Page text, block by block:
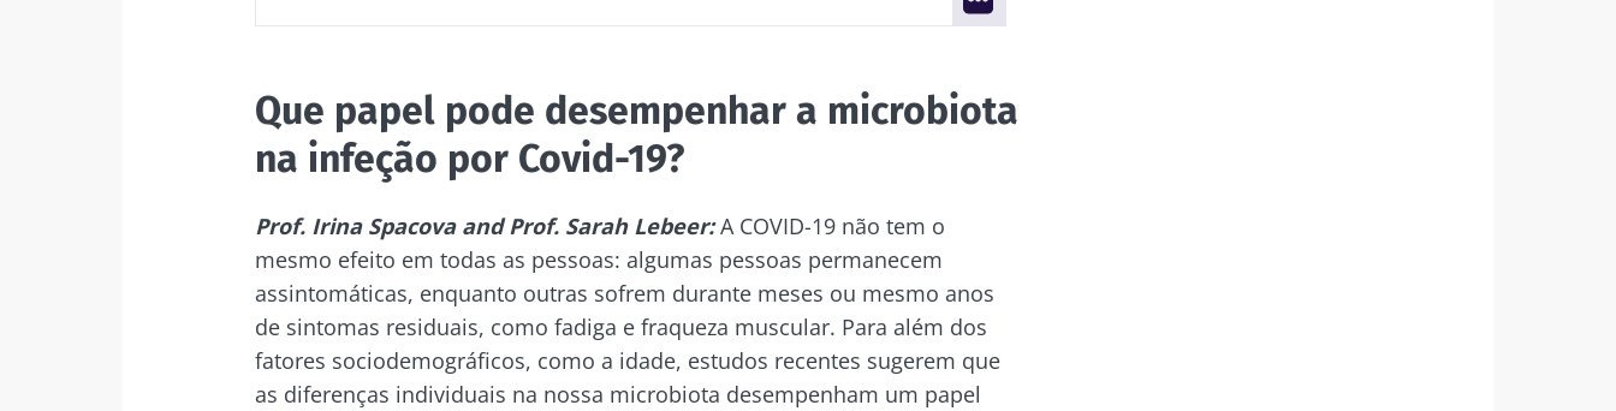
Que papel pode desempenhar a microbiota
na infeção por Covid-19?
Prof. Irina Spacova and Prof. Sarah Lebeer:A COVID-19 não tem o
mesmo efeito em todas as pessoas: algumas pessoas permanecem
assintomáticas, enquanto outras sofrem durante meses ou mesmo anos
de sintomas residuais, como fadiga e fraqueza muscular. Para além dos
fatores sociodemográficos, como a idade, estudos recentes sugerem que
as diferenças individuais na nossa microbiota desempenham um papel